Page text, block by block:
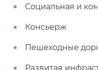
Социальная и
Консьерж
Пешеходные
Развитая